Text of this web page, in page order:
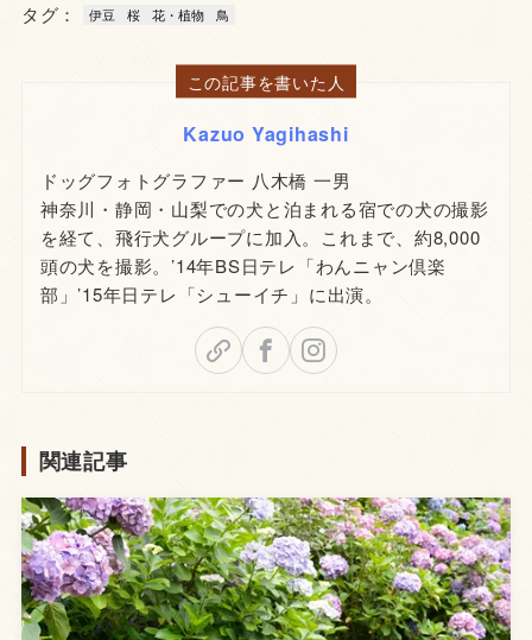
タグ： 伊豆 桜 花・植物 鳥
この記事を書いた人
Kazuo Yagihashi
ドッグフォトグラファー 八木橋 一男
神奈川・静岡・山梨での犬と泊まれる宿での犬の撮影
を経て、飛行犬グループに加入。これまで、約8,000
頭の犬を撮影。’14年BS日テレ「わんニャン倶楽
部」’15年日テレ「シューイチ」に出演。
関連記事